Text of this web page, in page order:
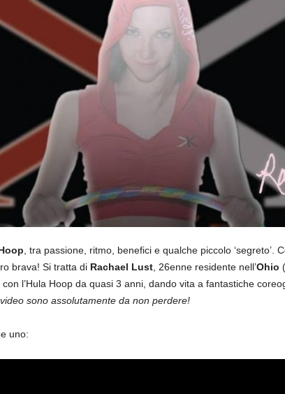
, tra passione, ritmo, benefici e qualche piccolo ‘segreto’.
brava! Si tratta di Rachael Lust, 26enne residente nell’Ohio
con l’Hula Hoop da quasi 3 anni, dando vita a fantastiche
sono assolutamente da non perdere!
uno: